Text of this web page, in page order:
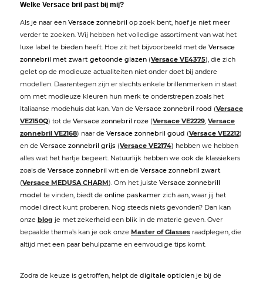
Welke Versace bril past bij mij?
Als je naar een Versace zonnebril op zoek bent, hoef je niet meer
verder te zoeken. Wij hebben het volledige assortiment van wat het
luxe label te bieden heeft. Hoe zit het bijvoorbeeld met de Versace
zonnebril met zwart getoonde glazen (Versace VE4375), die zich
gelet op de modieuze actualiteiten niet onder doet bij andere
modellen. Daarentegen zijn er slechts enkele brillenmerken in staat
om met modieuze kleuren hun merk te onderstrepen zoals het
Italiaanse modehuis dat kan. Van de Versace zonnebril rood (Versace
VE2150Q) tot de Versace zonnebril roze (Versace VE2229, Versace
zonnebril VE2168) naar de Versace zonnebril goud (Versace VE2212)
en de Versace zonnebril grijs (Versace VE2174) hebben we hebben
alles wat het hartje begeert. Natuurlijk hebben we ook de klassiekers
zoals de Versace zonnebril wit en de Versace zonnebril zwart
(Versace MEDUSA CHARM). Om het juiste Versace zonnebrill
model te vinden, biedt de online paskamer zich aan, waar jij het
model direct kunt proberen. Nog steeds niets gevonden? Dan kan
onze blog je met zekerheid een blik in de materie geven. Over
bepaalde thema’s kan je ook onze Master of Glasses raadplegen, die
altijd met een paar behulpzame en eenvoudige tips komt.
Zodra de keuze is getroffen, helpt de digitale opticien je bij de